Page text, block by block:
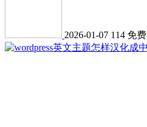
2026-01-07 114 免费